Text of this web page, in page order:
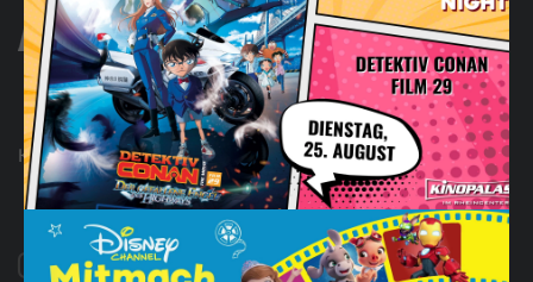
Kontakt FAQ Impressum